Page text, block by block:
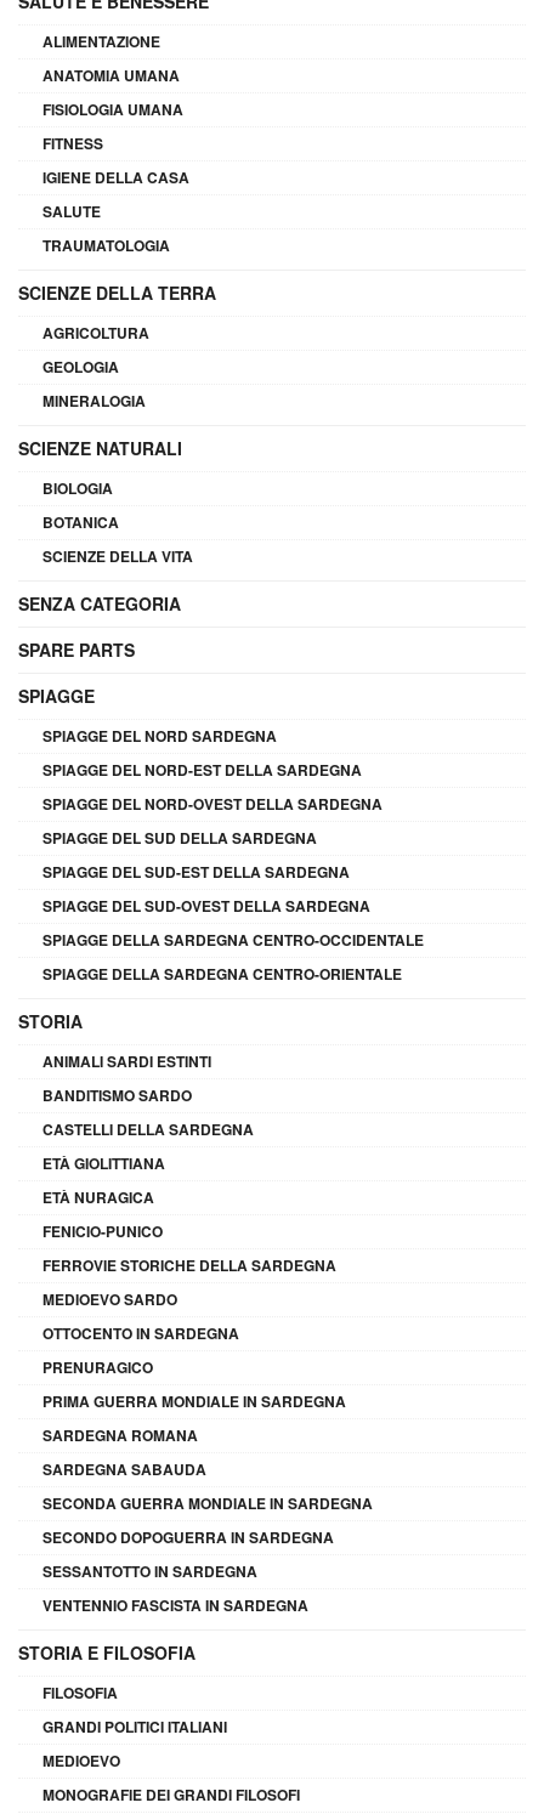
ALIMENTAZIONE
ANATOMIA UMANA
FISIOLOGIA UMANA
FITNESS
IGIENE DELLA CASA
SALUTE
TRAUMATOLOGIA
SCIENZE DELLA TERRA
AGRICOLTURA
GEOLOGIA
MINERALOGIA
SCIENZE NATURALI
BIOLOGIA
BOTANICA
SCIENZE DELLA VITA
SENZA CATEGORIA
SPARE PARTS
SPIAGGE
SPIAGGE DEL NORD SARDEGNA
SPIAGGE DEL NORD-EST DELLA SARDEGNA
SPIAGGE DEL NORD-OVEST DELLA SARDEGNA
SPIAGGE DEL SUD DELLA SARDEGNA
SPIAGGE DEL SUD-EST DELLA SARDEGNA
SPIAGGE DEL SUD-OVEST DELLA SARDEGNA
SPIAGGE DELLA SARDEGNA CENTRO-OCCIDENTALE
SPIAGGE DELLA SARDEGNA CENTRO-ORIENTALE
STORIA
ANIMALI SARDI ESTINTI
BANDITISMO SARDO
CASTELLI DELLA SARDEGNA
ETÀ GIOLITTIANA
ETÀ NURAGICA
FENICIO-PUNICO
FERROVIE STORICHE DELLA SARDEGNA
MEDIOEVO SARDO
OTTOCENTO IN SARDEGNA
PRENURAGICO
PRIMA GUERRA MONDIALE IN SARDEGNA
SARDEGNA ROMANA
SARDEGNA SABAUDA
SECONDA GUERRA MONDIALE IN SARDEGNA
SECONDO DOPOGUERRA IN SARDEGNA
SESSANTOTTO IN SARDEGNA
VENTENNIO FASCISTA IN SARDEGNA
STORIA E FILOSOFIA
FILOSOFIA
GRANDI POLITICI ITALIANI
MEDIOEVO
MONOGRAFIE DEI GRANDI FILOSOFI